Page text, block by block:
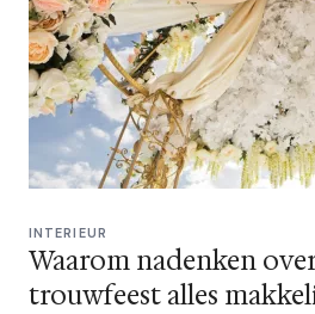
INTERIEUR
Waarom nadenken
trouwfeest alles